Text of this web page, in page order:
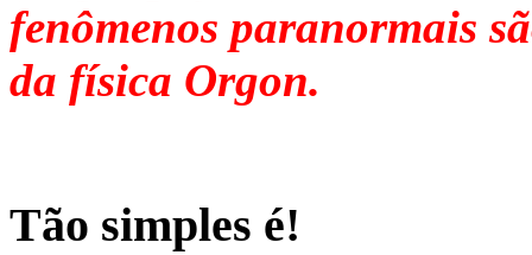
fenômenos paranormais
da física Orgon.
Tão simples é!